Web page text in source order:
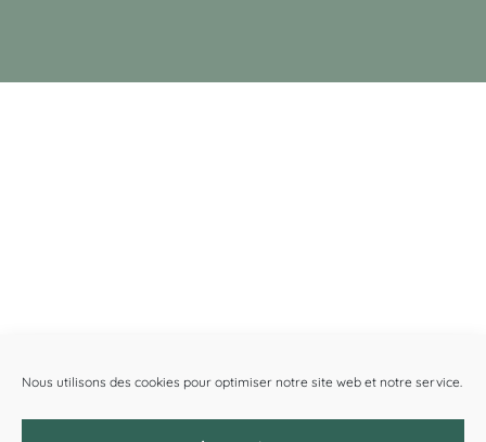
Nous utilisons des cookies pour optimiser notre site web et notre service.